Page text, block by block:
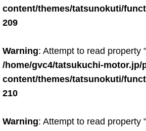
8009
content/themes/tatsunokuti/
209
Warning: Attempt to read property
/home/gvc4/tatsukuchi-motor.jp/
content/themes/tatsunokuti/
210
Warning: Attempt to read property